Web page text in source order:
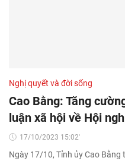
Nghị quyết và đời sống
Cao Bằng: Tăng
luận xã hội về Hội
17/10/2023 15:02'
Ngày 17/10, Tỉnh ủy Cao